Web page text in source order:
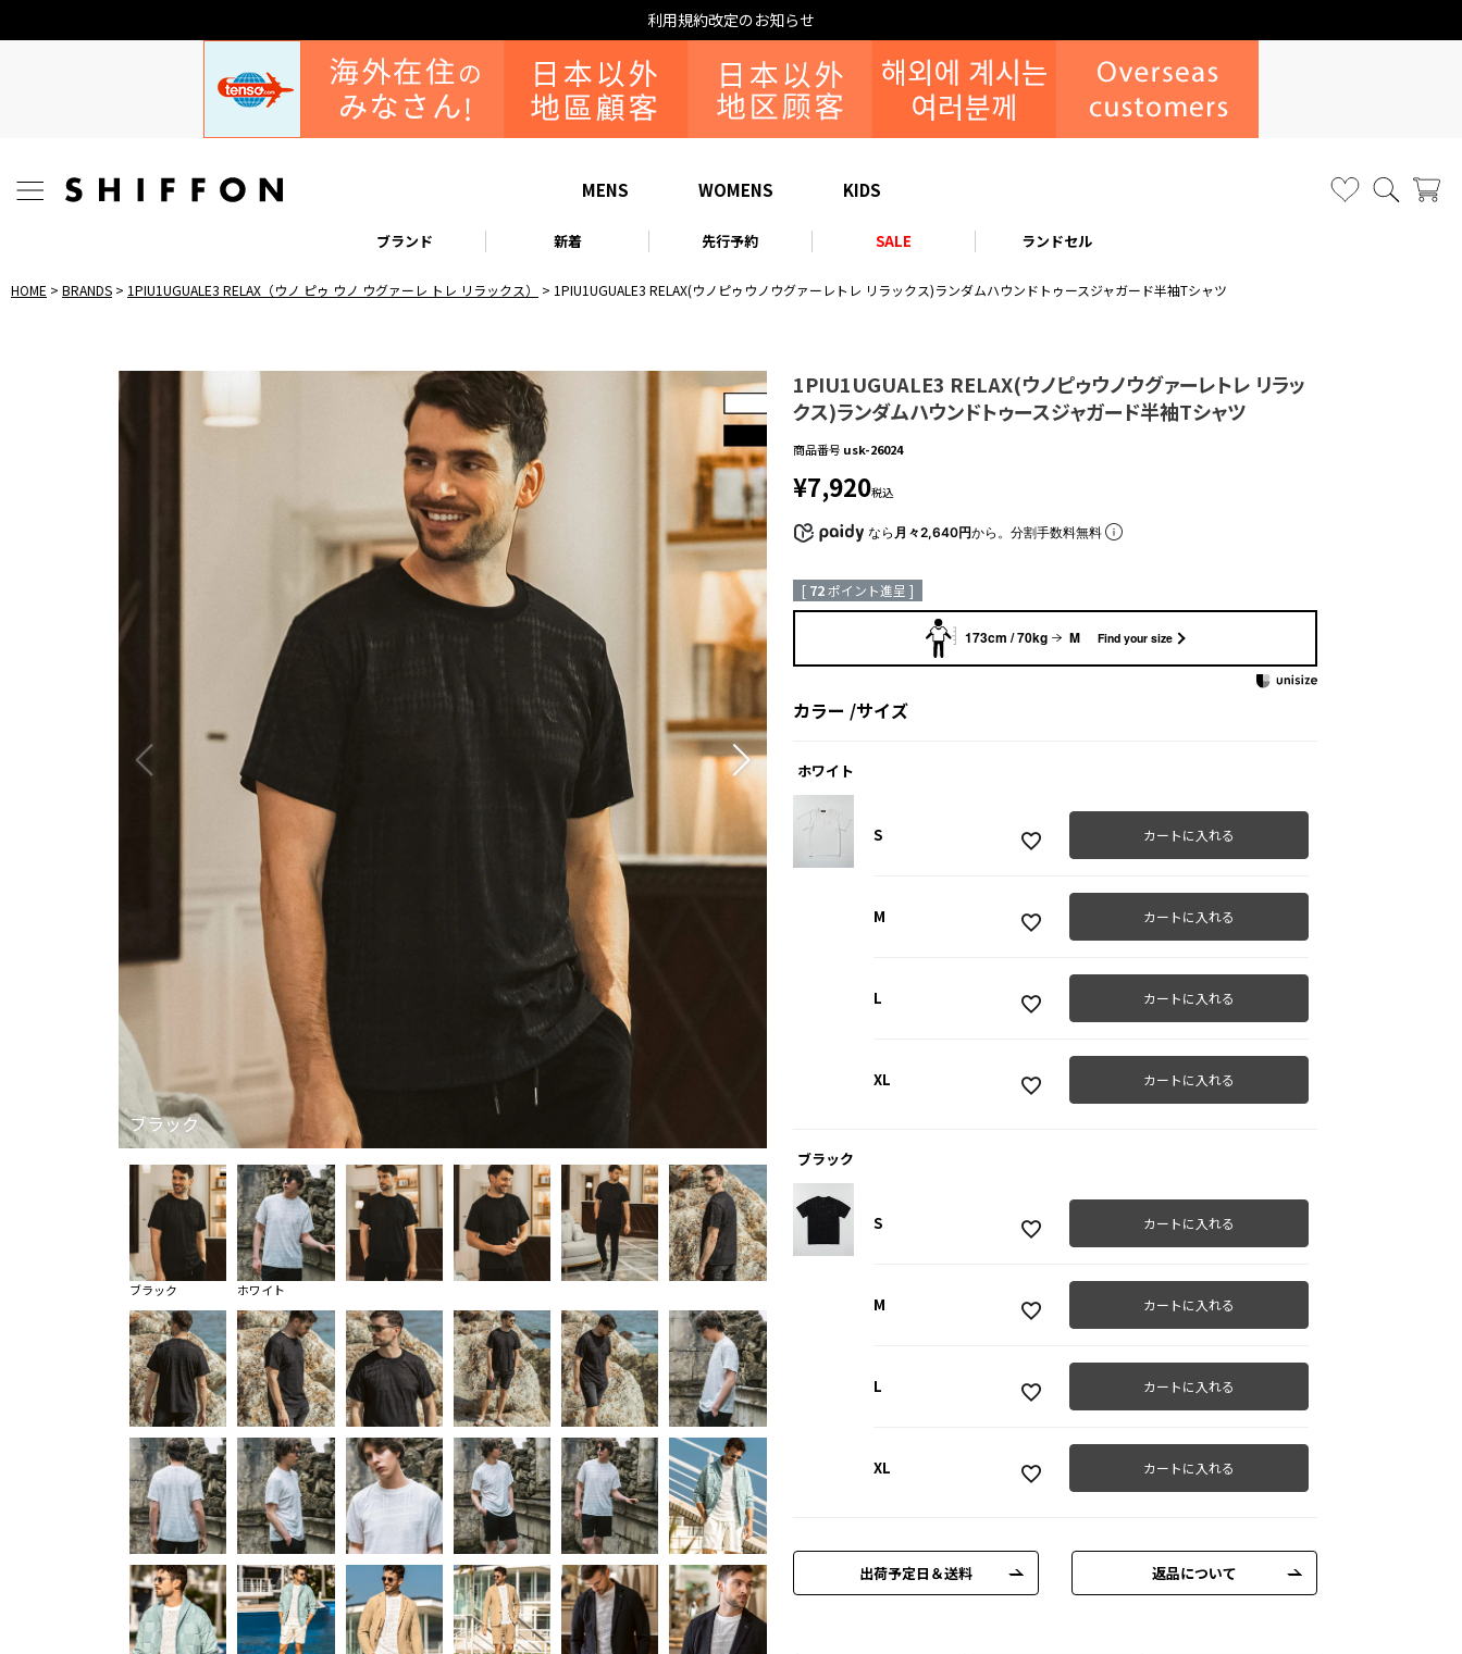
MENS WOMENS KIDS
ブランド 新着 先行予約 SALE ランドセル
HOME BRANDS 1PIU1UGUALE3 RELAX（ウノ ピゥ ウノ ウグァーレ トレ リラックス） 1PIU1UGUALE3 RELAX(ウノピゥウノウグァーレトレ リラックス)ランダムハウンドトゥースジャガード半袖Tシャツ
ブラック
ブラック ホワイト
1PIU1UGUALE3 RELAX(ウノピゥウノウグァーレトレ リラッ
クス)ランダムハウンドトゥースジャガード半袖Tシャツ
商品番号 usk-26024
¥7,920税込
なら 月々2,640円から。分割手数料無料
[ 72ポイント進呈 ]
173cm / 70kg M Find your size
カラー サイズ
ホワイト
S カートに入れる
M カートに入れる
L カートに入れる
XL カートに入れる
ブラック
S カートに入れる
M カートに入れる
L カートに入れる
XL カートに入れる
出荷予定日＆送料 返品について